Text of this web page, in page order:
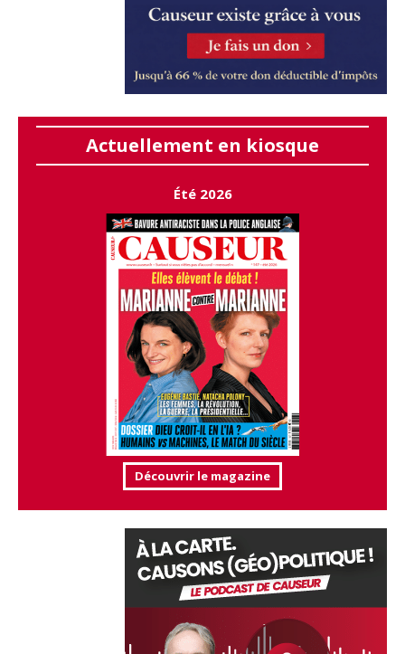
Actuellement en kiosque
Été 2026
Découvrir le magazine